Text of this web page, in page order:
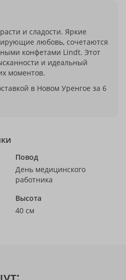
и сладости. Яркие
любовь, сочетаются
конфетами Lindt. Этот
и идеальный
моментов.
в Новом Уренгое за 6
Повод
День медицинского
работника
Высота
40 см